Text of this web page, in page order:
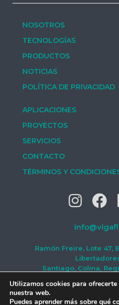
NOSOTROS
TECNOLOGÍAS
PRODUCTOS
NOTICIAS
POLÍTICA DE PRIVACIDAD
APLICACIONES
PROYECTOS
SERVICIOS
CONTACTO
TÉRMINOS Y
Ramón Freire, Lote 47,
Santiago, Colina,
VIGAflow®ydesalpak®son
Utilizamos cookies para
nuestra web.
Puedes aprender más sobre qué